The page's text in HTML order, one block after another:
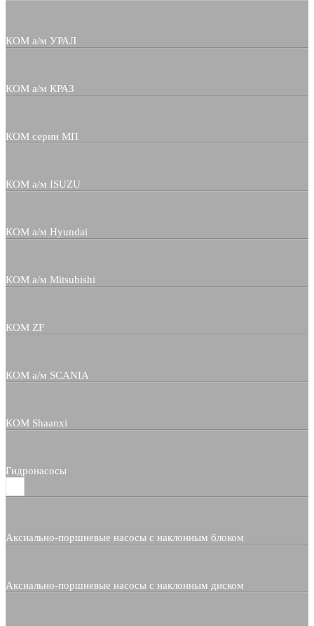
КОМ а/м УРАЛ
КОМ а/м КРАЗ
КОМ серии МП
КОМ а/м ISUZU
КОМ а/м Hyundai
КОМ а/м Mitsubishi
КОМ ZF
КОМ а/м SCANIA
КОМ Shaanxi
Гидронасосы
Аксиально-поршневые насосы с наклонным блоком
Аксиально-поршневые насосы с наклонным диском